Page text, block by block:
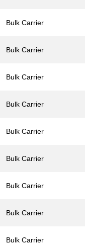
Bulk Carrier
Bulk Carrier
Bulk Carrier
Bulk Carrier
Bulk Carrier
Bulk Carrier
Bulk Carrier
Bulk Carrier
Bulk Carrier